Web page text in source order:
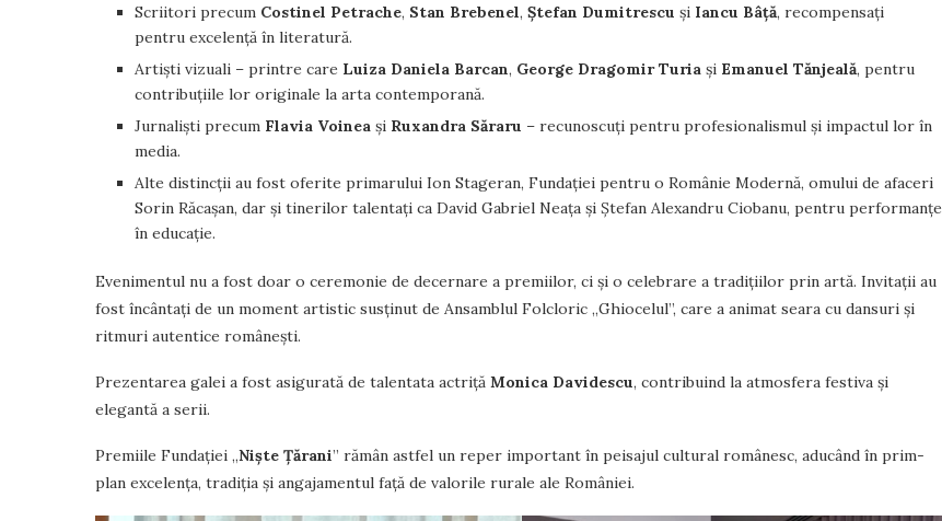
Scriitori precum Costinel Petrache, Stan Brebenel, Ștefan Dumitrescu și Iancu Bâță, recompensați
pentru excelență în literatură.
Artiști vizuali – printre care Luiza Daniela Barcan, George Dragomir Turia și Emanuel Tănjeală, pentru
contribuțiile lor originale la arta contemporană.
Jurnaliști precum Flavia Voinea și Ruxandra Săraru – recunoscuți pentru profesionalismul și impactul lor în
media.
Alte distincții au fost oferite primarului Ion Stageran, Fundației pentru o Românie Modernă, omului de afaceri
Sorin Răcașan, dar și tinerilor talentați ca David Gabriel Neața și Ștefan Alexandru Ciobanu, pentru performanțe
în educație.
Evenimentul nu a fost doar o ceremonie de decernare a premiilor, ci și o celebrare a tradițiilor prin artă. Invitații au
fost încântați de un moment artistic susținut de Ansamblul Folcloric „Ghiocelul”, care a animat seara cu dansuri și
ritmuri autentice românești.
Prezentarea galei a fost asigurată de talentata actriță Monica Davidescu, contribuind la atmosfera festiva și
elegantă a serii.
Premiile Fundației „Niște Țărani” rămân astfel un reper important în peisajul cultural românesc, aducând în prim-
plan excelența, tradiția și angajamentul față de valorile rurale ale României.